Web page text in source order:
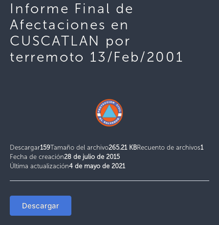
Informe Final de
Afectaciones en
CUSCATLAN por
terremoto 13/Feb/2001
Descargar159Tamaño del archivo265.21 KBRecuento de archivos1
Fecha de creación28 de julio de 2015
Última actualización4 de mayo de 2021
Descargar